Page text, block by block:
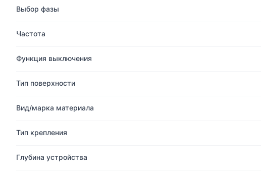
Выбор фазы
Частота
Функция выключения
Тип поверхности
Вид/марка материала
Тип крепления
Глубина устройства